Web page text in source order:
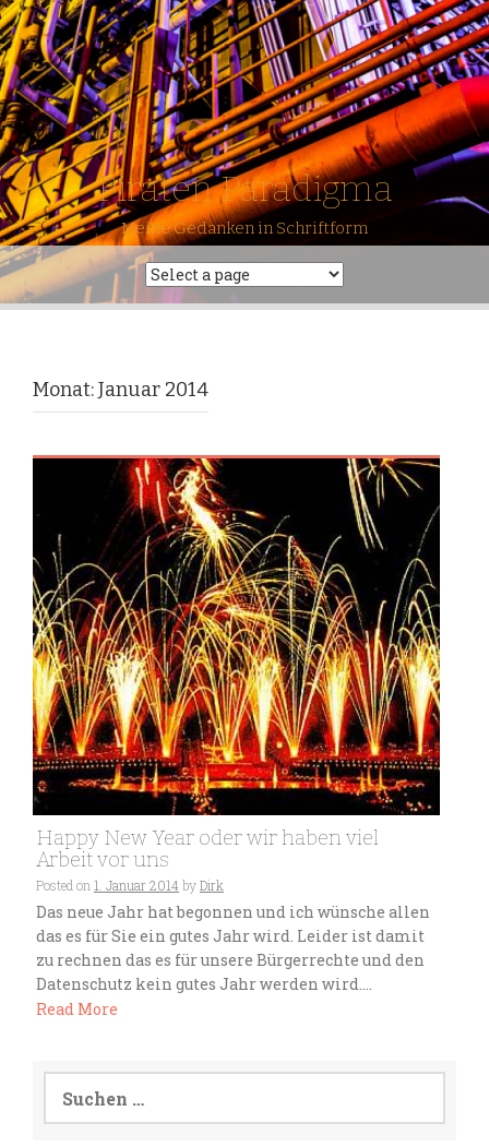
Piraten Paradigma
Meine Gedanken in Schriftform
Monat: Januar 2014
Happy New Year oder wir haben viel
Arbeit vor uns
Posted on1. Januar 2014 byDirk
Das neue Jahr hat begonnen und ich wünsche allen
das es für Sie ein gutes Jahr wird. Leider ist damit
zu rechnen das es für unsere Bürgerrechte und den
Datenschutz kein gutes Jahr werden wird....
Read More
Suchen
nach: